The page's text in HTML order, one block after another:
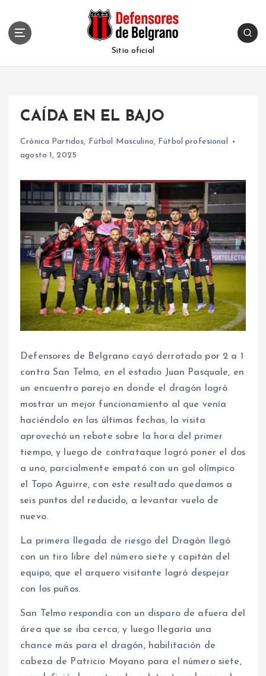
Sitio oficial
CAÍDA EN EL BAJO
Crónica Partidos, Fútbol Masculino, Fútbol profesional
agosto 1, 2025
Defensores de Belgrano cayó derrotado por 2 a 1
contra San Telmo, en el estadio Juan Pasquale, en
un encuentro parejo en donde el dragón logró
mostrar un mejor funcionamiento al que venía
haciéndolo en las últimas fechas, la visita
aprovechó un rebote sobre la hora del primer
tiempo, y luego de contrataque logró poner el dos
a uno, parcialmente empató con un gol olímpico
el Topo Aguirre, con este resultado quedamos a
seis puntos del reducido, a levantar vuelo de
nuevo.
La primera llegada de riesgo del Dragón llegó
con un tiro libre del número siete y capitán del
equipo, que el arquero visitante logró despejar
con los puños.
San Telmo respondía con un disparo de afuera del
área que se iba cerca, y luego llegaría una
chance más para el dragón, habilitación de
cabeza de Patricio Moyano para el número siete,